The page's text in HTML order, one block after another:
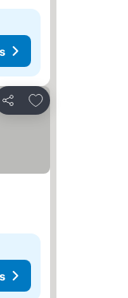
Compartir
Añadir a favoritos